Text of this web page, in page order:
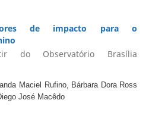
de impacto para o
do Observatório Brasília
Maciel Rufino, Bárbara Dora Ross
José Macêdo